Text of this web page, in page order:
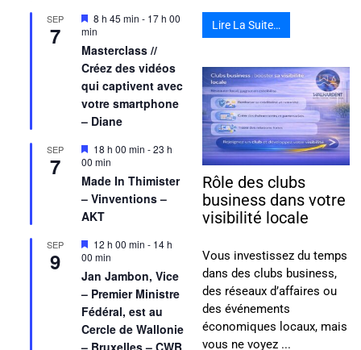
SEP
7
Mis
en
8 h 45 min - 17 h 00
min
Masterclass //
Créez des vidéos
qui captivent avec
votre smartphone
– Diane
SEP
7
Mis
en
avant
18 h 00 min -23 h
00 min
Made In Thimister
– Vinventions –
AKT
SEP
9
Mis
en
avant
12 h 00 min - 14 h
00 min
Jan Jambon, Vice
– Premier Ministre
Fédéral, est au
Cercle de Wallonie
Lire La Suite…
Rôle des clubs
business dans votre
visibilité locale
Vous investissez du temps
dans des clubs business,
des réseaux d’affaires ou
des événements
économiques locaux, mais
vous ne voyez ...